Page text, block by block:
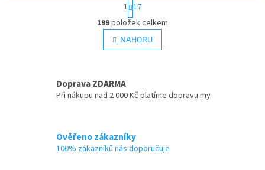
O
v
l
á
í
k
y
t
r
á
n
k
n
í
1 17
199položek celkem
NAHORU
Doprava ZDARMA
Při nákupu nad 2 000 Kč platíme dopravu my
Ověřeno zákazníky
100% zákazníků nás doporučuje